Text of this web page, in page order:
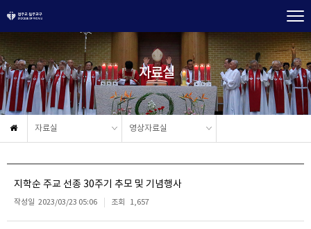
자료실
자료실 영상자료실
지학순 주교 선종 30주기 추모 및 기념행사
작성일 2023/03/23 05:06 조회 1,657